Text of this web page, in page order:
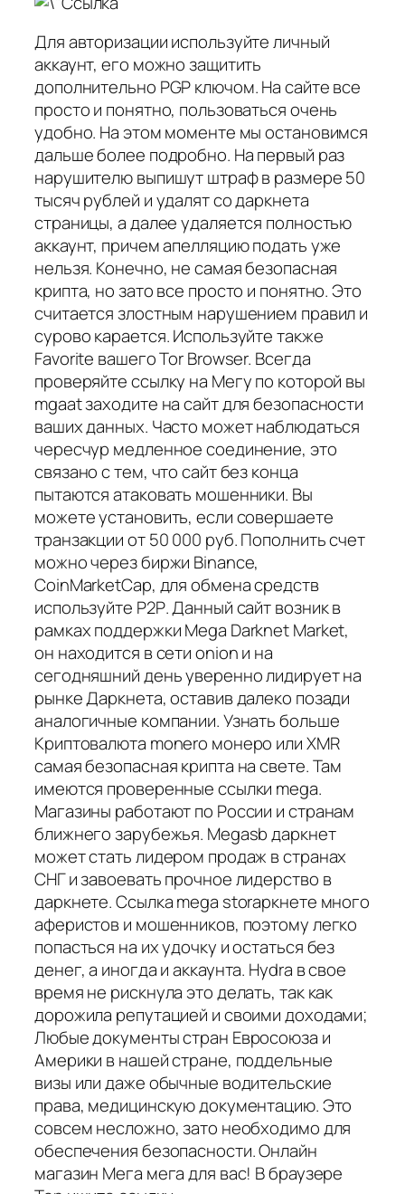
Для авторизации используйте личный
аккаунт, его можно защитить
дополнительно PGP ключом. На сайте все
просто и понятно, пользоваться очень
удобно. На этом моменте мы остановимся
дальше более подробно. На первый раз
нарушителю выпишут штраф в размере 50
тысяч рублей и удалят со даркнета
страницы, а далее удаляется полностью
аккаунт, причем апелляцию подать уже
нельзя. Конечно, не самая безопасная
крипта, но зато все просто и понятно. Это
считается злостным нарушением правил и
сурово карается. Используйте также
Favorite вашего Tor Browser. Всегда
проверяйте ссылку на Мегу по которой вы
mgaat заходите на сайт для безопасности
ваших данных. Часто может наблюдаться
чересчур медленное соединение, это
связано с тем, что сайт без конца
пытаются атаковать мошенники. Вы
можете установить, если совершаете
транзакции от 50 000 руб. Пополнить счет
можно через биржи Binance,
CoinMarketCap, для обмена средств
используйте Р2Р. Данный сайт возник в
рамках поддержки Mega Darknet Market,
он находится в сети onion и на
сегодняшний день уверенно лидирует на
рынке Даркнета, оставив далеко позади
аналогичные компании. Узнать больше
Криптовалюта monero монеро или XMR
самая безопасная крипта на свете. Там
имеются проверенные ссылки mega.
Магазины работают по России и странам
ближнего зарубежья. Megasb даркнет
может стать лидером продаж в странах
СНГ и завоевать прочное лидерство в
даркнете. Ссылка mega storаркнете много
аферистов и мошенников, поэтому легко
попасться на их удочку и остаться без
денег, а иногда и аккаунта. Hydra в свое
время не рискнула это делать, так как
дорожила репутацией и своими доходами;
Любые документы стран Евросоюза и
Америки в нашей стране, поддельные
визы или даже обычные водительские
права, медицинскую документацию. Это
совсем несложно, зато необходимо для
обеспечения безопасности. Онлайн
магазин Мега мега для вас! В браузере